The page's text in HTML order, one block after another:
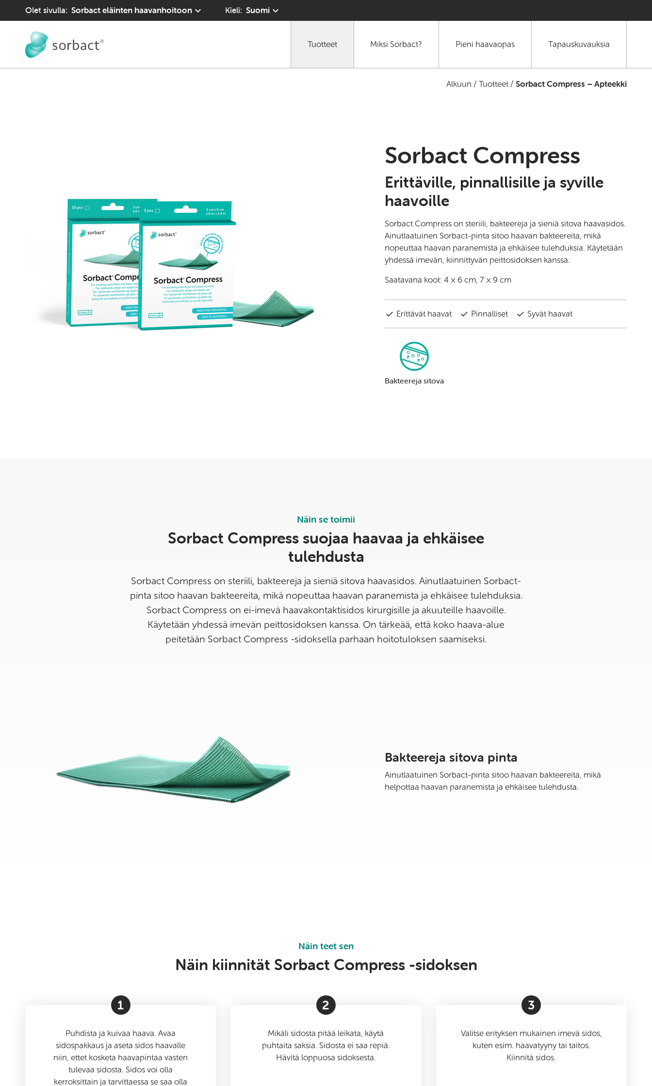
Siirry sisältöön
Olet sivulla: Sorbact eläinten haavanhoitoon Kieli: Suomi
Tuotteet Miksi Sorbact? Pieni haavaopas Tapauskuvauksia
Alkuun / Tuotteet / Sorbact Compress – Apteekki
Sorbact Compress
Erittäville, pinnallisille ja syville
haavoille
Sorbact Compress on steriili, bakteereja ja sieniä sitova haavasidos.
Ainutlaatuinen Sorbact-pinta sitoo haavan bakteereita, mikä
nopeuttaa haavan paranemista ja ehkäisee tulehduksia. Käytetään
yhdessä imevän, kiinnittyvän peittosidoksen kanssa.
Saatavana koot: 4 × 6 cm, 7 × 9 cm
Erittävät haavat Pinnalliset Syvät haavat
Bakteereja sitova
Näin se toimii
Sorbact Compress suojaa haavaa ja ehkäisee
tulehdusta
Sorbact Compress on steriili, bakteereja ja sieniä sitova haavasidos. Ainutlaatuinen Sorbact-
pinta sitoo haavan bakteereita, mikä nopeuttaa haavan paranemista ja ehkäisee tulehduksia.
Sorbact Compress on ei-imevä haavakontaktisidos kirurgisille ja akuuteille haavoille.
Käytetään yhdessä imevän peittosidoksen kanssa. On tärkeää, että koko haava-alue
peitetään Sorbact Compress -sidoksella parhaan hoitotuloksen saamiseksi.
Bakteereja sitova pinta
Ainutlaatuinen Sorbact-pinta sitoo haavan bakteereita, mikä
helpottaa haavan paranemista ja ehkäisee tulehdusta.
Näin teet sen
Näin kiinnität Sorbact Compress -sidoksen
1
Puhdista ja kuivaa haava. Avaa
sidospakkaus ja aseta sidos haavalle
niin, ettet kosketa haavapintaa vasten
tulevaa sidosta. Sidos voi olla
kerroksittain ja tarvittaessa se saa olla
2
Mikäli sidosta pitää leikata, käytä
puhtaita saksia. Sidosta ei saa repiä.
Hävitä loppuosa sidoksesta.
3
Valitse erityksen mukainen imevä sidos,
kuten esim. haavatyyny tai taitos.
Kiinnitä sidos.